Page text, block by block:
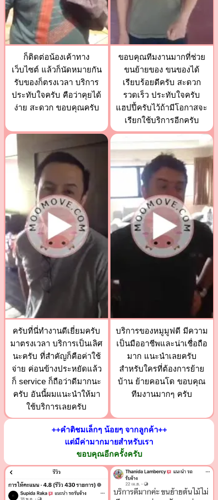
ก็ติดต่อน้องเค้าทาง
เว็บไซต์ แล้วก็นัดหมายกัน
รับของก็ตรงเวลา บริการ
ประทับใจครับ คือว่าคุยได้
ง่าย สะดวก ขอบคุณครับ
ขอบคุณทีมงานมากที่ช่วย
ขนย้ายของ ขนของได้
เรียบร้อยดีครับ สะดวก
รวดเร็ว ประทับใจครับ
แฮปปี้ครับไว้ถ้ามีโอกาสจะ
เรียกใช้บริการอีกครับ
ครับที่นี่ทำงานดีเยี่ยมครับ
มาตรงเวลา บริการเป็นเลิศ
นะครับ ที่สำคัญก็คือค่าใช้
จ่าย ค่อนข้างประหยัดแล้ว
ก็ service ก็ถือว่าดีมากนะ
ครับ อันนี้ผมแนะนำให้มา
ใช้บริการเลยครับ
บริการของหมูมูฟดี มีความ
เป็นมืออาชีพและน่าเชื่อถือ
มาก แนะนำเลยครับ
สำหรับใครที่ต้องการย้าย
บ้าน ย้ายคอนโด ขอบคุณ
ทีมงานมากๆ ครับ
++คำติชมเล็กๆ น้อยๆ จากลูกค้า++
แต่มีค่ามากมายสำหรับเรา
ขอบคุณอีกครั้งครับ